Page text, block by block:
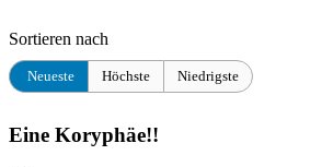
Sortieren nach
Neueste Höchste Niedrigste
Eine Koryphäe!!